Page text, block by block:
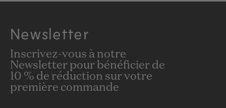
Newsletter
Inscrivez-vous à notre
Newsletter pour bénéficier de
10 % de réduction sur votre
première commande